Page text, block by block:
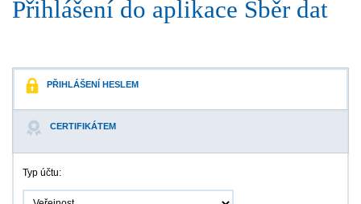
Přihlášení do aplikace Sběr dat
PŘIHLÁŠENÍ HESLEM
CERTIFIKÁTEM
Typ účtu: